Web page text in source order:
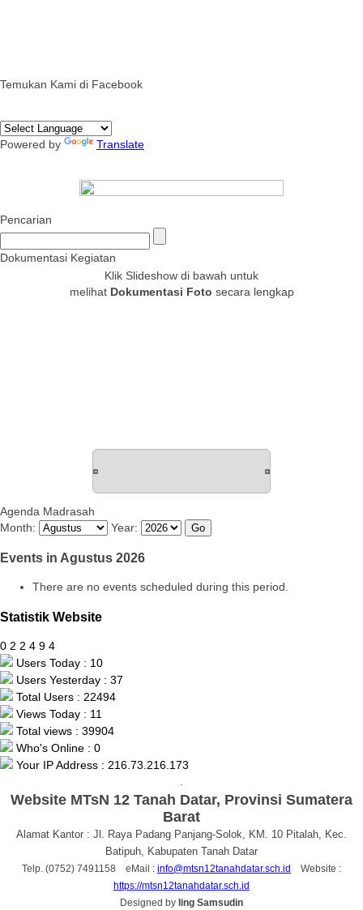
Temukan Kami di Facebook
Powered by Translate
Pencarian
Dokumentasi Kegiatan
Klik Slideshow di bawah untuk
melihat Dokumentasi Foto secara lengkap
Agenda Madrasah
Month:
Year:
Events in Agustus 2026
There are no events scheduled during this period.
Statistik Website
0 2 2 4 9 4
Users Today : 10
Users Yesterday : 37
Total Users : 22494
Views Today : 11
Total views : 39904
Who's Online : 0
Your IP Address : 216.73.216.173
Website MTsN 12 Tanah Datar, Provinsi Sumatera
Barat
Alamat Kantor : Jl. Raya Padang Panjang-Solok, KM. 10 Pitalah, Kec.
Batipuh, Kabupaten Tanah Datar
Telp. (0752) 7491158 eMail : info@mtsn12tanahdatar.sch.id
Website :
https://mtsn12tanahdatar.sch.id
Designed by Iing Samsudin